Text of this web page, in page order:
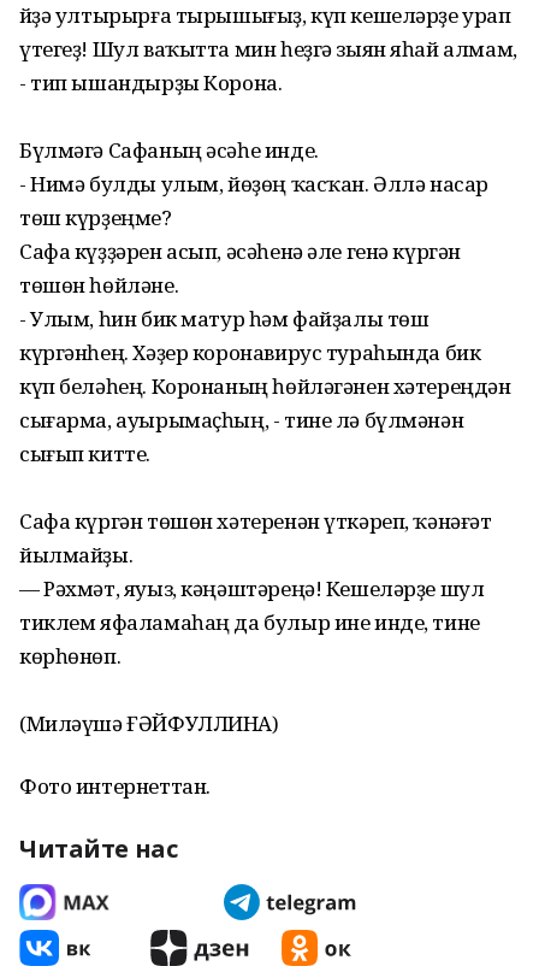
Өйҙә ултырырға тырышығыҙ, күп кешеләрҙе урап
үтегеҙ! Шул ваҡытта мин һеҙгә зыян яһай алмам,
- тип ышандырҙы Корона.
Бүлмәгә Сафаның әсәһе инде.
- Нимә булды улым, йөҙөң ҡасҡан. Әллә насар
төш күрҙеңме?
Сафа күҙҙәрен асып, әсәһенә әле генә күргән
төшөн һөйләне.
- Улым, һин бик матур һәм файҙалы төш
күргәнһең. Хәҙер коронавирус тураһында бик
күп беләһең. Коронаның һөйләгәнен хәтереңдән
сығарма, ауырымаҫһың, - тине лә бүлмәнән
сығып китте.
Сафа күргән төшөн хәтеренән үткәреп, ҡәнәғәт
йылмайҙы.
— Рәхмәт, яуыз, кәңәштәреңә! Кешеләрҙе шул
тиклем яфаламаһаң да булыр ине инде, тине
көрһөнөп.
(Миләүшә ҒӘЙФУЛЛИНА)
Фото интернеттан.
Читайте нас